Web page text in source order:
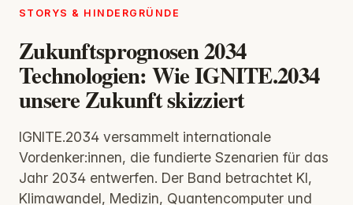
STORYS & HINDERGRÜNDE
Zukunftsprognosen 2034
Technologien: Wie IGNITE.2034
unsere Zukunft skizziert
IGNITE.2034 versammelt internationale
Vordenker:innen, die fundierte Szenarien für das
Jahr 2034 entwerfen. Der Band betrachtet KI,
Klimawandel, Medizin, Quantencomputer und